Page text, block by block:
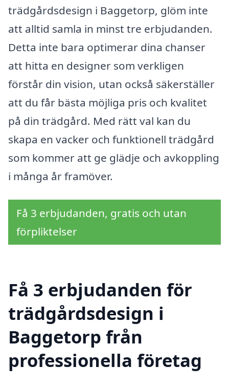
trädgårdsdesign i Baggetorp, glöm inte
att alltid samla in minst tre erbjudanden.
Detta inte bara optimerar dina chanser
att hitta en designer som verkligen
förstår din vision, utan också säkerställer
att du får bästa möjliga pris och kvalitet
på din trädgård. Med rätt val kan du
skapa en vacker och funktionell trädgård
som kommer att ge glädje och avkoppling
i många år framöver.
Få 3 erbjudanden, gratis och utan
förpliktelser
Få 3 erbjudanden för
trädgårdsdesign i
Baggetorp från
professionella företag